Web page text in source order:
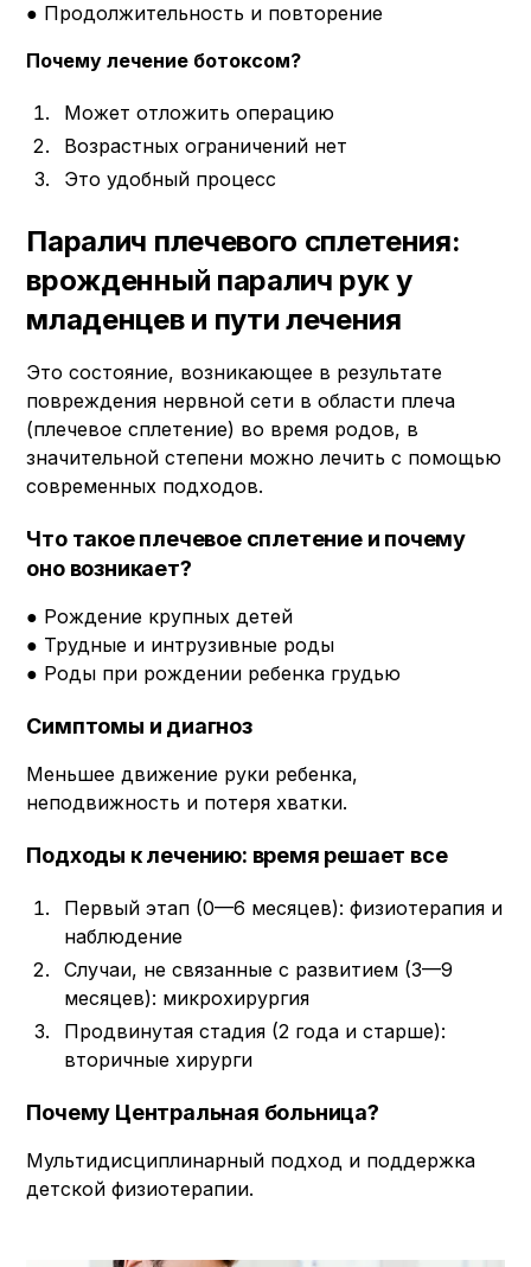
● Продолжительность и повторение
Почему лечение ботоксом?
Может отложить операцию
Возрастных ограничений нет
Это удобный процесс
Паралич плечевого сплетения:
врожденный паралич рук у
младенцев и пути лечения
Это состояние, возникающее в результате
повреждения нервной сети в области плеча
(плечевое сплетение) во время родов, в
значительной степени можно лечить с помощью
современных подходов.
Что такое плечевое сплетение и почему
оно возникает?
● Рождение крупных детей
● Трудные и интрузивные роды
● Роды при рождении ребенка грудью
Симптомы и диагноз
Меньшее движение руки ребенка,
неподвижность и потеря хватки.
Подходы к лечению: время решает все
Первый этап (0—6 месяцев): физиотерапия и
наблюдение
Случаи, не связанные с развитием (3—9
месяцев): микрохирургия
Продвинутая стадия (2 года и старше):
вторичные хирурги
Почему Центральная больница?
Мультидисциплинарный подход и поддержка
детской физиотерапии.